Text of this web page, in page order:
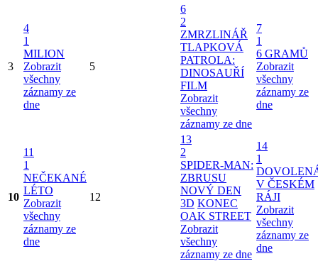
3
4
1
MILION
Zobrazit
všechny
záznamy ze
dne
5
6
2
ZMRZLINÁŘ
TLAPKOVÁ
PATROLA:
DINOSAUŘÍ
FILM
Zobrazit
všechny
záznamy ze dne
7
1
6 GRAMŮ
Zobrazit
všechny
záznamy ze
dne
10
11
1
NEČEKANÉ
LÉTO
Zobrazit
všechny
záznamy ze
dne
12
13
2
SPIDER-MAN:
ZBRUSU
NOVÝ DEN
3D KONEC
OAK STREET
Zobrazit
všechny
záznamy ze dne
14
1
V ČESKÉM
RÁJI
Zobrazit
všechny
záznamy ze
dne